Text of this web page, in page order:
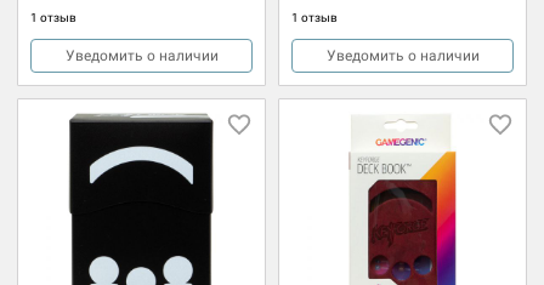
1 отзыв
Уведомить о наличии
1 отзыв
Уведомить о наличии